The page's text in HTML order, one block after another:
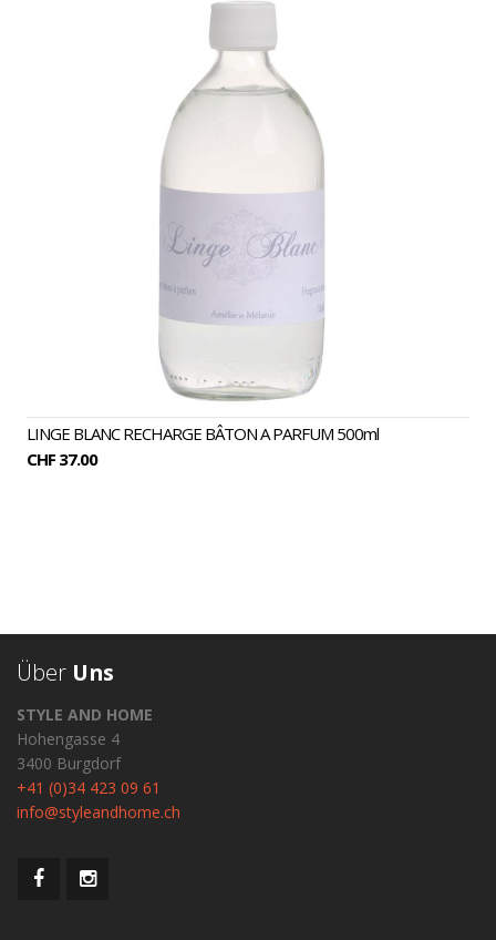
LINGE BLANC RECHARGE BÂTON A PARFUM 500ml
CHF 37.00
Über Uns
STYLE AND HOME
Hohengasse 4
3400 Burgdorf
+41 (0)34 423 09 61
info@styleandhome.ch